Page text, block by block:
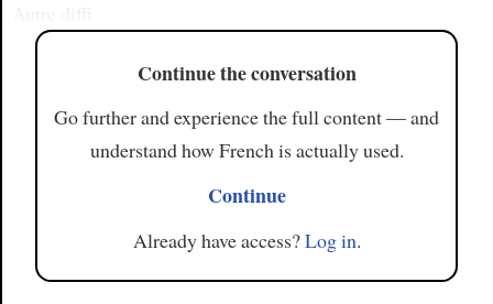
Continue the conversation
Go further and experience the full content — and
understand how French is actually used.
Continue
Already have access?Log in.